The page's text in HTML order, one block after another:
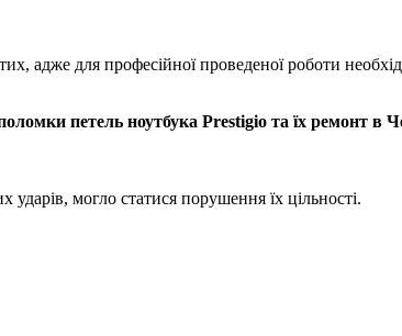
адже для професійної проведеної роботи
петель ноутбука Prestigio та їх ремонт в
удapів, могло статися порушення їх цільності.